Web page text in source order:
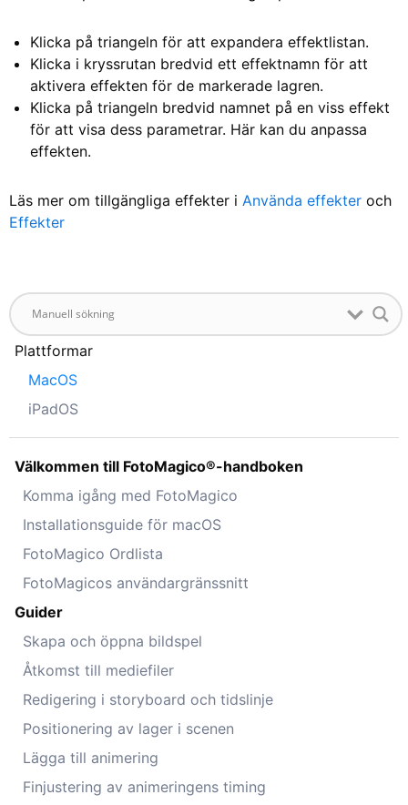
Plattformar
MacOS
iPadOS
Välkommen till FotoMagico®-handboken
Komma igång med FotoMagico
Installationsguide för macOS
FotoMagico Ordlista
FotoMagicos användargränssnitt
Guider
Skapa och öppna bildspel
Åtkomst till mediefiler
Redigering i storyboard och tidslinje
Positionering av lager i scenen
Lägga till animering
Finjustering av animeringens timing
Klicka på triangeln för att expandera effektlistan.
Klicka i kryssrutan bredvid ett effektnamn för att
aktivera effekten för de markerade lagren.
Klicka på triangeln bredvid namnet på en viss effekt
för att visa dess parametrar. Här kan du anpassa
effekten.
Läs mer om tillgängliga effekter i Använda effekter och
Effekter